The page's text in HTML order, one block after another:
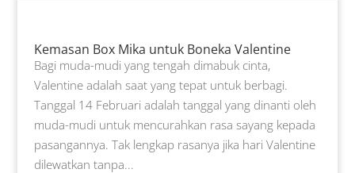
Kemasan Box Mika untuk Boneka Valentine
Bagi muda-mudi yang tengah dimabuk cinta,
Valentine adalah saat yang tepat untuk berbagi.
Tanggal 14 Februari adalah tanggal yang dinanti oleh
muda-mudi untuk mencurahkan rasa sayang kepada
pasangannya. Tak lengkap rasanya jika hari Valentine
dilewatkan tanpa...